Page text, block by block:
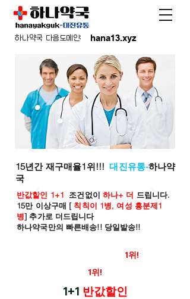
hana13.xyz
하나약국 다음도메인:
15년간 재구매율1위!!!대진유통-하나약
국
반값할인 1+1 조건없이 하나+ 더 드립니다.
15만 이상구매 [ 칙칙이 1병, 여성 흥분제1
병] 추가로 더드립니다
하나약국만의 빠른배송!! 당일발송!!
1위!
1위!
1+1 반값할인